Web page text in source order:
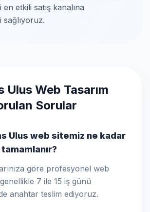
etkili satış kanalına
sağlıyoruz.
Ulus Web Tasarım
Sorular
Ulus web sitemiz ne kadar
göre profesyonel web
7 ile 15 iş günü
anahtar teslim ediyoruz.